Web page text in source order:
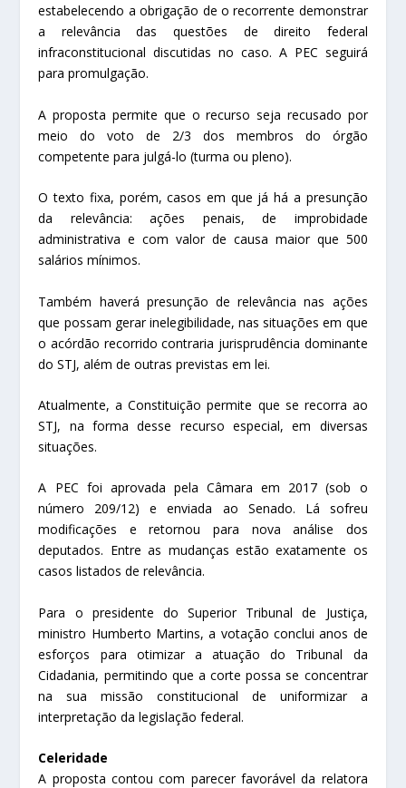
estabelecendo a obrigação de o recorrente demonstrar
a relevância das questões de direito federal
infraconstitucional discutidas no caso. A PEC seguirá
para promulgação.
A proposta permite que o recurso seja recusado por
meio do voto de 2/3 dos membros do órgão
competente para julgá-lo (turma ou pleno).
O texto fixa, porém, casos em que já há a presunção
da relevância: ações penais, de improbidade
administrativa e com valor de causa maior que 500
salários mínimos.
Também haverá presunção de relevância nas ações
que possam gerar inelegibilidade, nas situações em que
o acórdão recorrido contraria jurisprudência dominante
do STJ, além de outras previstas em lei.
Atualmente, a Constituição permite que se recorra ao
STJ, na forma desse recurso especial, em diversas
situações.
A PEC foi aprovada pela Câmara em 2017 (sob o
número 209/12) e enviada ao Senado. Lá sofreu
modificações e retornou para nova análise dos
deputados. Entre as mudanças estão exatamente os
casos listados de relevância.
Para o presidente do Superior Tribunal de Justiça,
ministro Humberto Martins, a votação conclui anos de
esforços para otimizar a atuação do Tribunal da
Cidadania, permitindo que a corte possa se concentrar
na sua missão constitucional de uniformizar a
interpretação da legislação federal.
Celeridade
A proposta contou com parecer favorável da relatora